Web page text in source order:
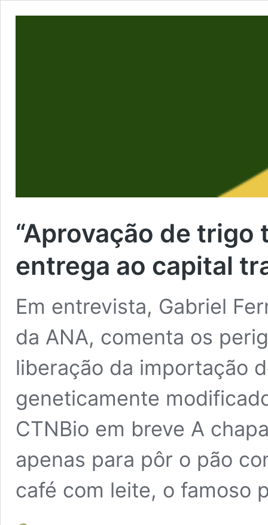
“Aprovação de
entrega ao capital
Em entrevista, Gabriel
da ANA, comenta os
liberação da importação
geneticamente
CTNBio em breve A
apenas para pôr o pão
café com leite, o famoso